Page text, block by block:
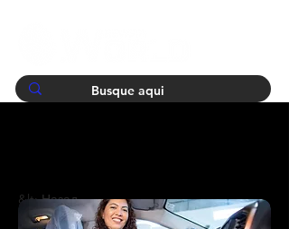
&lt; Назад